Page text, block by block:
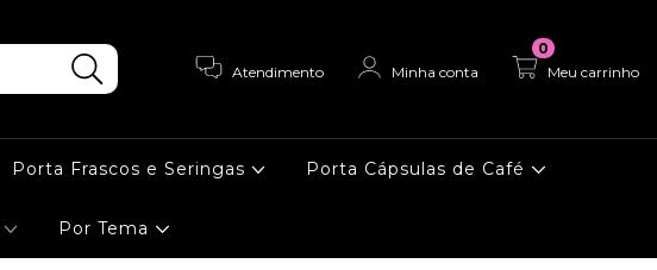
Atendimento Minha conta Meu carrinho
0
Porta Frascos e Seringas Porta Cápsulas de Café
Por Tema